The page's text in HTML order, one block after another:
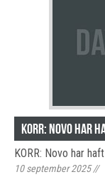
KORR: Novo
KORR: Novo har
10 september 2025//